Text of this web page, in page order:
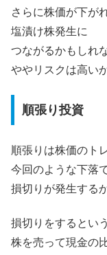
さらに株価が下が
塩漬け株発生に
つながるかもしれ
ややリスクは高い
順張り投資
順張りは株価のト
今回のような下落
損切りが発生する
損切りをするとい
株を売って現金の